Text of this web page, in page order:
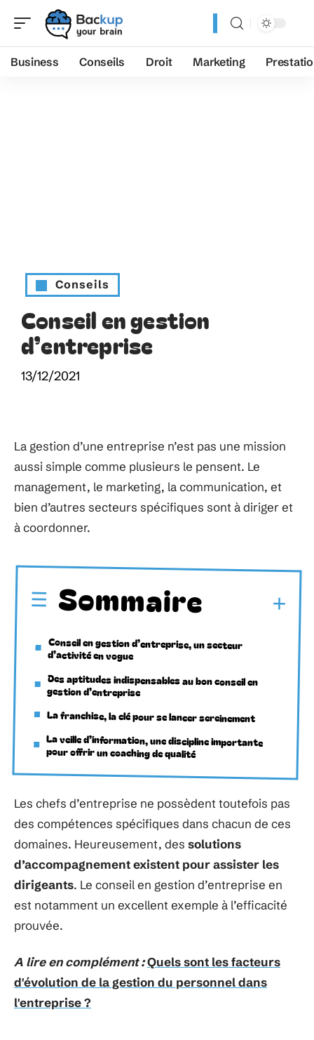
Business Conseils Droit Marketing
Conseils
Conseil en gestion
d’entreprise
13/12/2021
La gestion d’une entreprise n’est pas une mission
aussi simple comme plusieurs le pensent. Le
management, le marketing, la communication, et
bien d’autres secteurs spécifiques sont à diriger et
à coordonner.
Sommaire
Conseil en gestion d’entreprise, un secteur
d’activité en vogue
Des aptitudes indispensables au bon conseil en
gestion d’entreprise
La franchise, la clé pour se lancer sereinement
La veille d’information, une discipline importante
pour offrir un coaching de qualité
Les chefs d’entreprise ne possèdent toutefois pas
des compétences spécifiques dans chacun de ces
domaines. Heureusement, des solutions
d’accompagnement existent pour assister les
dirigeants. Le conseil en gestion d’entreprise en
est notamment un excellent exemple à l’efficacité
prouvée.
A lire en complément :Quels sont les facteurs
d'évolution de la gestion du personnel dans
l'entreprise ?